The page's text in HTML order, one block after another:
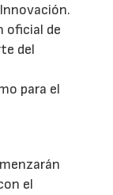
oficial de
del
para el
el